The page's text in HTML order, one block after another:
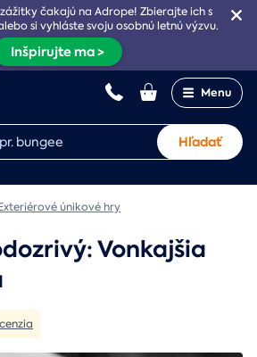
čakajú na Adrope! Zbierajte ich s
si vyhláste svoju osobnú letnú výzvu.
Inšpirujte ma >
Menu
Hľadať
únikové hry
Vonkajšia